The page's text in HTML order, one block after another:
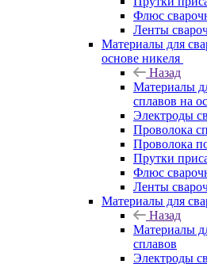
Флюс
Ленты
Материалы для
основе никеля
Назад
Материалы
сплавов на
Электроды
Проволока
Проволока
Прутки
Флюс
Ленты
Материалы для
Назад
Материалы
сплавов
Электроды